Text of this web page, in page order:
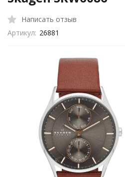
Написать отзыв
Артикул: 26881